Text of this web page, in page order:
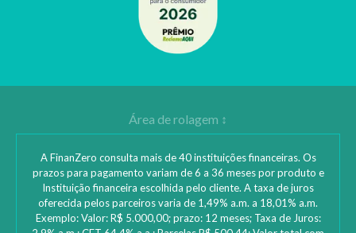
A FinanZero consulta mais de 40 instituições financeiras. Os
prazos para pagamento variam de 6 a 36 meses por produto e
Instituição financeira escolhida pelo cliente. A taxa de juros
oferecida pelos parceiros varia de 1,49% a.m. a 18,01% a.m.
Exemplo: Valor: R$ 5.000,00; prazo: 12 meses; Taxa de Juros: